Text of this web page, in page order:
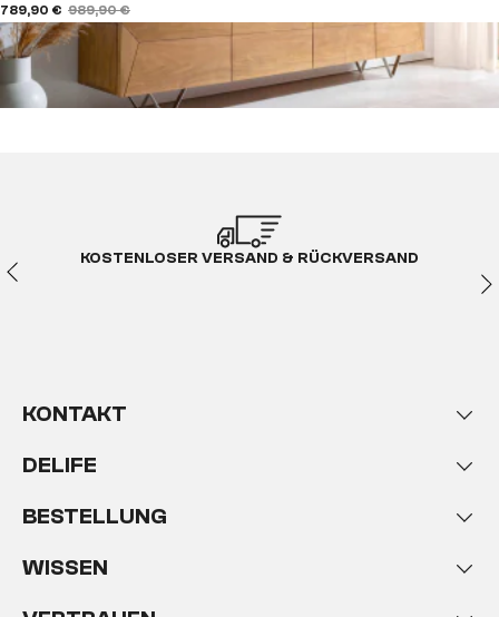
789,90 € 989,90 €
KOSTENLOSER VERSAND & RÜCKVERSAND
KONTAKT
DELIFE
BESTELLUNG
WISSEN